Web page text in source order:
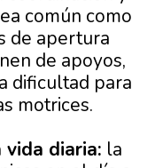
común como
de apertura
de apoyos,
dificultad para
motrices.
vida diaria: la